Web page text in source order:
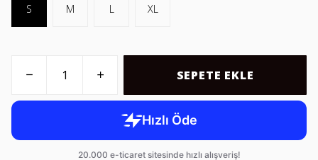
S M L XL
SEPETE EKLE